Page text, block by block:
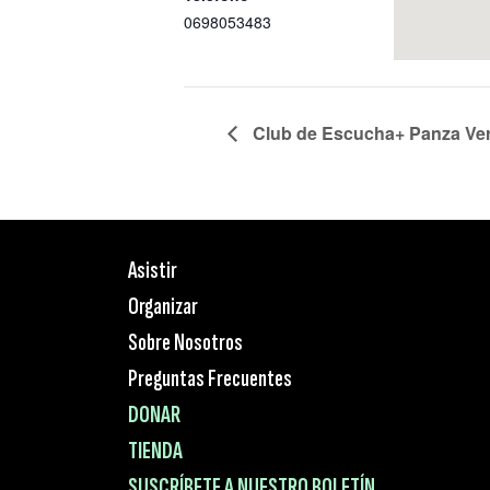
0698053483
Club de Escucha+ Panza
Asistir
Organizar
Sobre Nosotros
Preguntas Frecuentes
DONAR
TIENDA